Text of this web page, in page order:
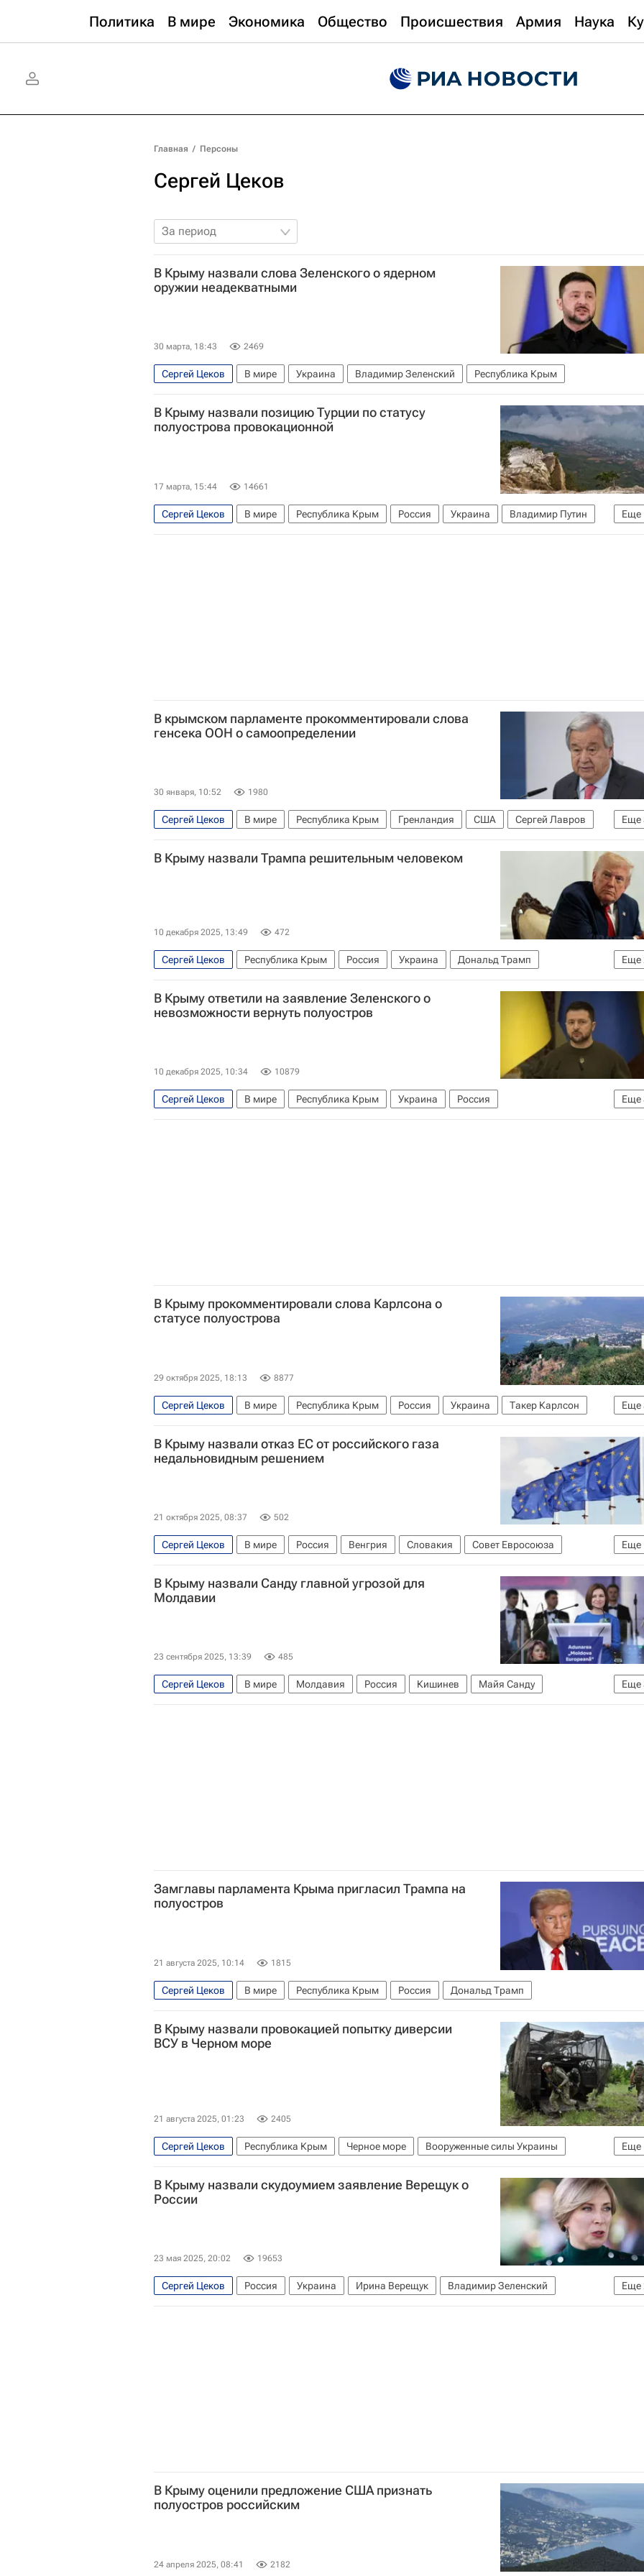
Политика В мире Экономика Общество Происшествия Армия Наука
Главная / Персоны
Сергей Цеков
За период
В Крыму назвали слова Зеленского о ядерном
оружии неадекватными
30 марта, 18:43 2469
Сергей Цеков В мире Украина Владимир Зеленский Республика Крым
В Крыму назвали позицию Турции по статусу
полуострова провокационной
17 марта, 15:44 14661
Еще
Сергей Цеков В мире Республика Крым Россия Украина
Владимир Путин
ООН
В крымском парламенте прокомментировали слова
генсека ООН о самоопределении
30 января, 10:52 1980
Еще
Сергей Цеков В мире Республика Крым Гренландия США
Сергей Лавров
Стефан Дюжаррик
ООН Мирный план США по Украине
В Крыму назвали Трампа решительным человеком
10 декабря 2025, 13:49 472
Еще
Сергей Цеков Республика Крым Россия Украина
Дональд Трамп
Владимир Путин
ООН
В Крыму ответили на заявление Зеленского о
невозможности вернуть полуостров
10 декабря 2025, 10:34 10879
Еще
Сергей Цеков В мире Республика Крым Украина
Россия
Владимир Зеленский
Владимир Путин ООН
В Крыму прокомментировали слова Карлсона о
статусе полуострова
29 октября 2025, 18:13 8877
Еще
Сергей Цеков В мире Республика Крым Россия Украина
Такер Карлсон
Владимир Путин
YouTube ООН
В Крыму назвали отказ ЕС от российского газа
недальновидным решением
21 октября 2025, 08:37 502
Еще
Сергей Цеков В мире Россия Венгрия Словакия
Совет Евросоюза
Еврокомиссия
В Крыму назвали Санду главной угрозой для
Молдавии
23 сентября 2025, 13:39 485
Еще
Сергей Цеков В мире Молдавия Россия Кишинев
Майя Санду
Мария Захарова
Sputnik Молдова Московский комсомолец
Замглавы парламента Крыма пригласил Трампа на
полуостров
21 августа 2025, 10:14 1815
Сергей Цеков В мире Республика Крым Россия Дональд Трамп
В Крыму назвали провокацией попытку диверсии
ВСУ в Черном море
21 августа 2025, 01:23 2405
Еще
Сергей Цеков Республика Крым Черное море
Вооруженные силы Украины
Министерство обороны РФ (Минобороны РФ)
В Крыму назвали скудоумием заявление Верещук о
России
23 мая 2025, 20:02 19653
Еще
Сергей Цеков Россия Украина Ирина Верещук
Владимир Зеленский
Верховная Рада Украины
В мире
В Крыму оценили предложение США признать
полуостров российским
24 апреля 2025, 08:41 2182